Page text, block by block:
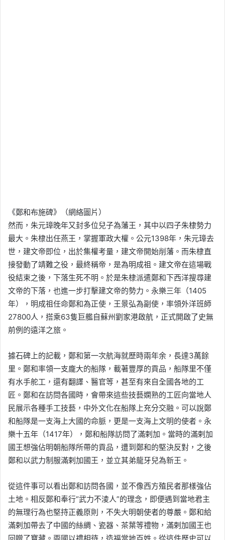
《鄭和布施碑》（網絡圖片）
然而，朱元璋晚年又封多位兒子為藩王，其中以四子朱棣勢力
最大。朱棣出任燕王，掌握軍政大權。公元1398年，朱元璋去
世，建文帝即位，出於集權考量，建文帝開始削藩。而朱棣直
接發動了靖難之役，最終稱帝，是為明成祖。建文帝在這場戰
役結束之後，下落生死不明。於是朱棣派遣鄭和下西洋搜尋建
文帝的下落，也進一步打擊建文帝的勢力。永樂三年（1405
年），明成祖任命鄭和為正使，王景弘為副使，率領外洋班師
27800人，搭乘63隻巨艦自蘇州劉家港啟航，正式開啟了史無
前例的遠洋之旅。
據石碑上的記載，鄭和第一次航海就歷時兩年余，長達3萬餘
里。鄭和率領一支龐大的船隊，載著豐厚的貢品，船隊里不僅
有水手舵工，還有翻譯、醫官等，甚至有來自全國各地的工
匠。鄭和在訪問各國時，會帶來這些技藝嫻熟的工匠向當地人
民展示各種手工技藝，中外文化在船隊上充分交融。可以說鄭
和船隊是一支海上大國的命脈，更是一支海上文明的使者。永
樂十五年（1417年），鄭和船隊訪問了滿剌加。當時的滿剌加
國王想強佔明朝船隊所帶的貢品，遭到鄭和的堅決反對，之後
鄭和以武力制服滿剌加國王，並立其弟龍牙兒為新王。
從這件事可以看出鄭和訪問各國，並不像西方殖民者那樣強佔
土地。相反鄭和奉行“武力不淩人”的理念，即便遇到當地君主
的無理行為也堅持正義原則，不失大明朝使者的尊嚴。鄭和給
滿剌加帶去了中國的絲綢、瓷器、茶葉等禮物，滿剌加國王也